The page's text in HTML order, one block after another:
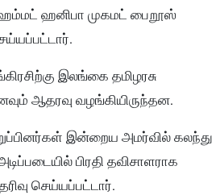
ஹனிபா முகமட் பைறூஸ்
இலங்கை தமிழரசு
ஆதரவு வழங்கியிருந்தன.
இன்றைய அமர்வில் கலந்து
பிரதி தவிசாளராக
செய்யப்பட்டார்.